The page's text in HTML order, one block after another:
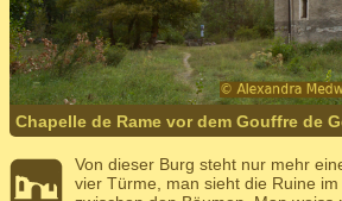
Chapelle de Rame vor dem Gouffre de
Von dieser Burg steht nur mehr
vier Türme, man sieht die Ruine